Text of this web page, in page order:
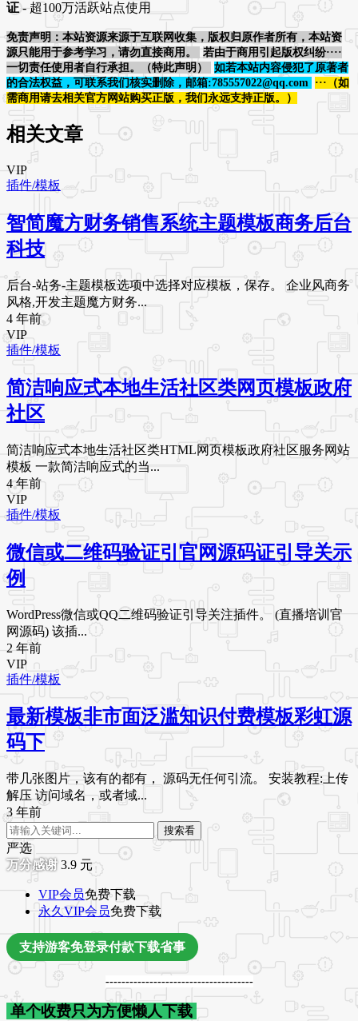
证- 超100万活跃站点使用
免责声明：本站资源来源于互联网收集，版权归原作者所有，本站资
源只能用于参考学习，请勿直接商用。
若由于商用引起版权纠纷····
一切责任使用者自行承担。（特此声明）
如若本站内容侵犯了原著者
的合法权益，可联系我们核实删除，邮箱:785557022@qq.com ···（如
需商用请去相关官方网站购买正版，我们永远支持正版。）
相关文章
VIP
插件/模板
智简魔方财务销售系统主题模板商务后台
科技
后台-站务-主题模板选项中选择对应模板，保存。 企业风商务
风格,开发主题魔方财务...
4 年前
VIP
插件/模板
简洁响应式本地生活社区类网页模板政府
社区
简洁响应式本地生活社区类HTML网页模板政府社区服务网站
模板 一款简洁响应式的当...
4 年前
VIP
插件/模板
微信或二维码验证引官网源码证引导关示
例
WordPress微信或QQ二维码验证引导关注插件。 (直播培训官
网源码) 该插...
2 年前
VIP
插件/模板
最新模板非市面泛滥知识付费模板彩虹源
码下
带几张图片，该有的都有， 源码无任何引流。 安装教程:上传
解压 访问域名，或者域...
3 年前
搜索看
严选
3.9 元
VIP会员免费下载
永久VIP会员免费下载
支持游客免登录付款下载省事
-------------------------------------
单个收费只为方便懒人下载